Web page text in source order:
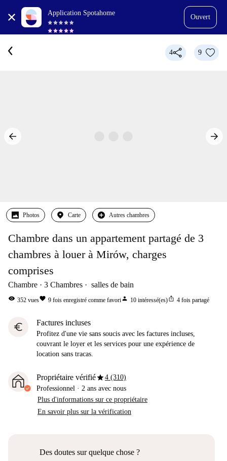
Application Spotahome
Ouvert
4 9
Photos Carte Autres chambres
Chambre dans un appartement partagé de 3
chambres à louer à Mirów, charges
comprises
Chambre 3 Chambres salles de bain
visibility 352 vuesfavorite 9 fois enregistré comme favoriperson 10 intéressé(es)ios_share 4 fois partagé
euro Factures incluses
Profitez d'une vie sans soucis avec les factures incluses,
couvrant le loyer et les services pour une expérience de
location sans tracas.
Propriétaire vérifiéstar4 (310)
Professionnel · 2 ans avec nous
Plus d'informations sur ce propriétaire
En savoir plus sur la vérification
Des doutes sur quelque chose ?